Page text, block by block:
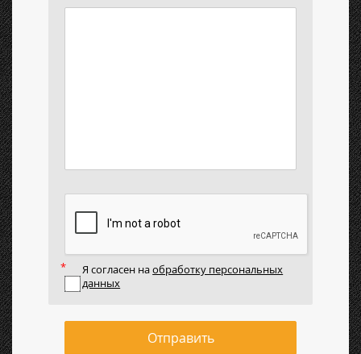
Я согласен наобработку персональных
данных
Отправить